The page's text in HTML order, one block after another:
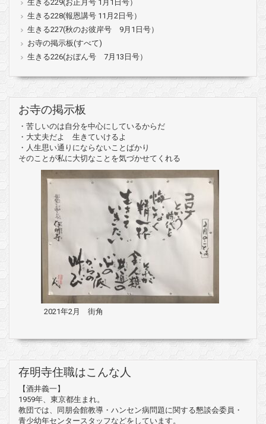
生きる229(お正月号 1月1日号）
生きる228(報恩講号 11月2日号）
生きる227(秋のお彼岸号 9月1日号）
お寺の掲示板(すべて)
生きる226(おぼん号 7月13日号）
お寺の掲示板
・苦しいのは自分を中心にしているからだ
・大丈夫だよ 生きていけるよ
・人生思い通りにならないことばかり
そのことが私に大切なことを気づかせてくれる
2021年2月 街角
存明寺住職はこんな人
【酒井義一】
1959年、東京都生まれ。
教団では、同朋会館教導・ハンセン病問題に関する懇談会委員・
青少幼年センタースタッフなどをしています。